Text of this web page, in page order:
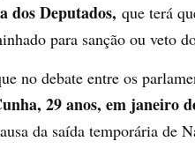
dos Deputados, que terá
para sanção ou veto
no debate entre os
29 anos, em janeiro
da saída temporária de